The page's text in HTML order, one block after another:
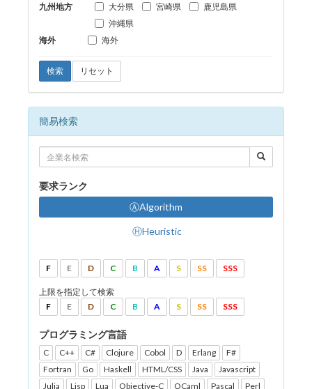
九州地方
大分県
宮崎県
鹿児島県
沖縄県
海外
海外
検索 リセット
簡易検索
要求ランク
ⒶAlgorithm
ⒽHeuristic
F E D C B A S SS SSS
上限を指定して検索
F
E D C B A S SS SSS
プログラミング言語
C C++ C# Clojure Cobol D Erlang
F#
Fortran
Go Haskell HTML/CSS Java
Javascript
Julia
Lisp Lua Objective-C OCaml Pascal
Perl